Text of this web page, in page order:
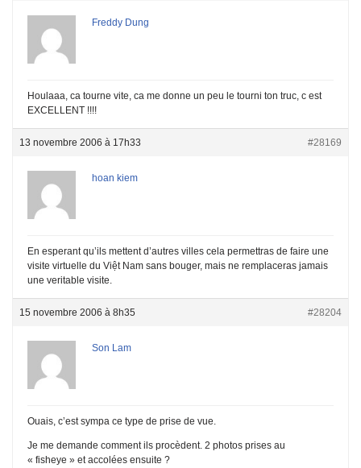
Freddy Dung
Houlaaa, ca tourne vite, ca me donne un peu le tourni ton truc, c est
EXCELLENT !!!!
13 novembre 2006 à 17h33 #28169
hoan kiem
En esperant qu’ils mettent d’autres villes cela permettras de faire une
visite virtuelle du Việt Nam sans bouger, mais ne remplaceras jamais
une veritable visite.
15 novembre 2006 à 8h35 #28204
Son Lam
Ouais, c’est sympa ce type de prise de vue.
Je me demande comment ils procèdent. 2 photos prises au
« fisheye » et accolées ensuite ?